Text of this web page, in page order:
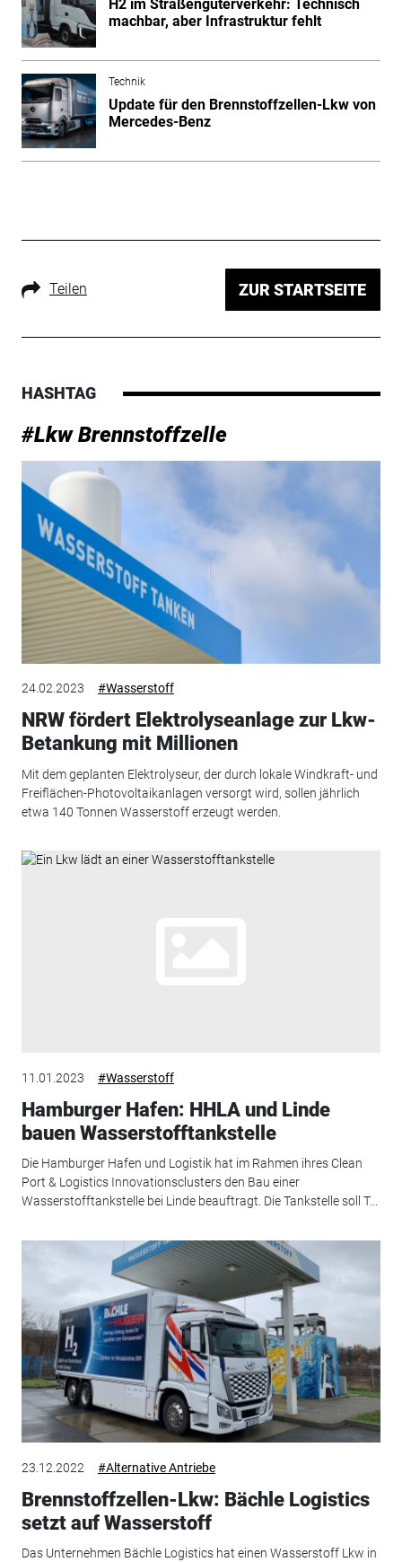
H2 im Straßengüterverkehr: Technisch
machbar, aber Infrastruktur fehlt
Technik
Update für den Brennstoffzellen-Lkw von
Mercedes-Benz
Teilen ZUR STARTSEITE
HASHTAG
#Lkw Brennstoffzelle
24.02.2023 #Wasserstoff
NRW fördert Elektrolyseanlage zur Lkw-
Betankung mit Millionen
Mit dem geplanten Elektrolyseur, der durch lokale Windkraft- und
Freiflächen-Photovoltaikanlagen versorgt wird, sollen jährlich
etwa 140 Tonnen Wasserstoff erzeugt werden.
11.01.2023 #Wasserstoff
Hamburger Hafen: HHLA und Linde
bauen Wasserstofftankstelle
Die Hamburger Hafen und Logistik hat im Rahmen ihres Clean
Port & Logistics Innovationsclusters den Bau einer
Wasserstofftankstelle bei Linde beauftragt. Die Tankstelle soll T...
23.12.2022 #Alternative Antriebe
Brennstoffzellen-Lkw: Bächle Logistics
setzt auf Wasserstoff
Das Unternehmen Bächle Logistics hat einen Wasserstoff Lkw in